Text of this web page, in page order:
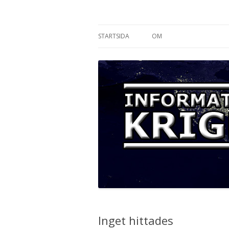
STARTSIDA OM
Inget hittades